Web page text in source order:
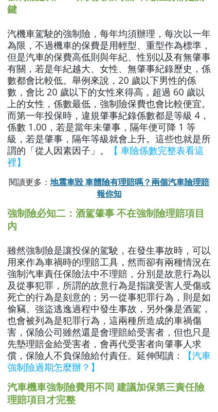
鍵
汽機車駕駛的強制險，每年均須辦理，每次以一年
為限，不過機車的保費是用輕型、重型作為標準，
但是汽車的保費高低則與年紀、性別以及有無肇事
有關，若是年紀越大、女性、無肇事紀錄歷史，係
數都會比較低。舉例來說，20 歲以下男性的係
數，會比 20 歲以下的女性來得高，超過 60 歲以
上的女性，係數最低，強制險保費也會比較便宜。
而第一年投保時，違規肇事紀錄係數都是等級 4，
係數 1.00，若是當年未肇事，隔年便可降 1 等
級，若是肇事，隔年等級就會上升。這些也就是所
謂的「從人因素因子」。
【 車險係數完整表看這
裡】
閱讀更多： 地震車毀 車體險有理賠嗎？兩個汽車險理賠
報你知
強制險必知二：酒駕肇事 不在強制險理賠項目
內
雖然強制險是讓投保的駕駛，在發生事故時，可以
用來作為車禍時的理賠工具，然而卻有兩種情況在
強制汽車責任保險法中不理賠，分別是故意行為以
及從事犯罪，所謂的故意行為是指讓受害人受傷或
死亡的行為是刻意的；另一從事犯罪行為，則是如
偷竊、強盜逃逸過程中發生事故，另外像是酒駕，
也會被列為是犯罪行為，這兩種所造成的車禍傷
害，保險公司雖然還是會理賠給受害者，但也只是
先墊理賠金給受害者，會再代受害者向肇事人求
償，保險人不負保險給付責任。延伸閱讀：
【汽車
強制險過期怎麼辦？】
汽車機車強制險費用不同 建議加保第三責任險
理賠項目才完整